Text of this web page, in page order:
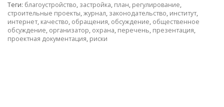
Теги: благоустройство, застройка, план, регулирование,
строительные проекты,журнал, законодательство, институт,
интернет, качество, обращения, обсуждение, общественное
обсуждение, организатор, охрана, перечень, презентация,
проектная документация, риски